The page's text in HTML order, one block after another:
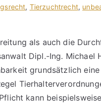
, Tierzuchtrecht,
als auch die
Dipl.-Ing. Michael
grundsätzlich
kann